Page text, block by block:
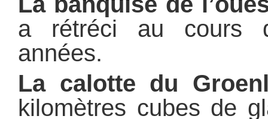
a rétréci au cours
années.
La calotte du
kilomètres cubes de